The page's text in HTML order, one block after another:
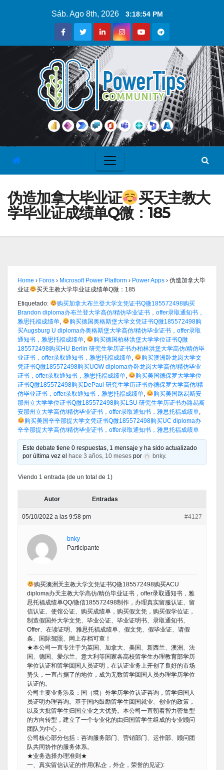
Sáb. Ago 8th, 2026 3:18:55 PM
伪造加拿大毕业证
买天主教大
学毕业证成绩单Q微：185
Home › Foros › Microsoft Power Platform › Power Apps › 伪造加拿大毕
业证
买天主教大学毕业证成绩单Q微：185
Etiquetado:
购买加拿大布兰登大学文凭证书Q微185572498购买
Brandon diploma办布兰登大学高仿/精仿毕业证书，offer录取通知书，
雅思托福成绩单,
购买德国奥格斯堡大学文凭证书Q微185572498购
买Augsburg U diploma办奥格斯堡大学高仿/精仿毕业证书，offer录取
通知书，雅思托福成绩单,
购买德国柏林洪堡大学学位证书Q微
185572498购买HU Berlin 研究生学历证书办柏林洪堡大学高仿/精仿毕
业证书，offer录取通知书，雅思托福成绩单,
购买澳洲卧龙岗大学文
凭证书Q微185572498购买UOW diploma办卧龙岗大学高仿/精仿毕业
证书，offer录取通知书，雅思托福成绩单,
购买美国德保罗大学学位
证书Q微185572498购买DePaul 研究生学历证书办德保罗大学高仿/精
仿毕业证书，offer录取通知书，雅思托福成绩单,
购买美国路易斯安
那州立大学学位证书Q微185572498购买LSU 研究生学历证书办路易斯
安那州立大学高仿/精仿毕业证书，offer录取通知书，雅思托福成绩单,
购买美国辛辛那提大学文凭证书Q微185572498购买UC diploma办
辛辛那提大学高仿/精仿毕业证书，offer录取通知书，雅思托福成绩单
Este debate tiene 0 respuestas, 1 mensaje y ha sido actualizado
por última vez el
hace 3 años, 10 meses por bnky.
Viendo 1 entrada (de un total de 1)
Autor Entradas
05/10/2022 a las 9:58 pm #4127
bnky
Participante
购买澳洲天主教大学文凭证书Q微185572498购买ACU
diploma办天主教大学高仿/精仿毕业证书，offer录取通知书，雅
思托福成绩单QQ/微信185572498制作，办理真实留服认证、留
信认证、使馆公证、购买成绩单，购买假文凭，购买假学位证，
制造假国外大学文凭、毕业公证、毕业证明书、录取通知书、
Offer、在读证明、雅思托福成绩单、假文凭、假毕业证、请假
条、国际驾照、网上存档可查！
★本公司一直专注于为英国、加拿大、美国、新西兰、澳洲、法
国、德国、爱尔兰、意大利等国家各高校留学生办理教育部学历
学位认证和留学回国人员证明，在认证业务上开创了良好的市场
势头，一直占据了的地位，成为无数留学回国人员办理学历学位
认证的。
公司主要业务涉及：国（境）外学历学位认证咨询，留学归国人
员证明办理咨询。基于国内鼓励留学生回国就业、创业的政策，
以及大批留学生归国立业之大优势。本公司一直朝着智力密集型
的方向转型，建立了一个专业化的由归国留学生组成的专业顾问
团队为中心，
公司核心部分包括：咨询服务部门、营销部门、运作部、顾问团
队共同协作的服务体系。
★业务选择办理准则★
一、真实留信认证的作用(私企，外企，荣誉的见证):